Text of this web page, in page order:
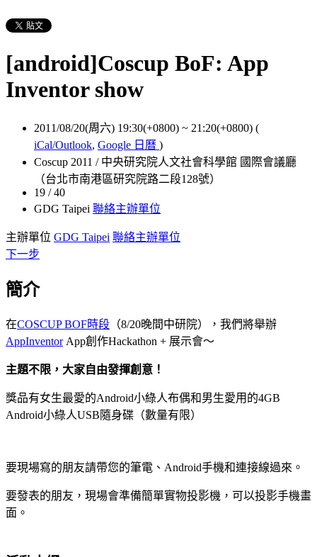
[android]Coscup BoF: App
Inventor show
2011/08/20(周六) 19:30(+0800) ~ 21:20(+0800) (
iCal/Outlook, Google 日曆 )
Coscup 2011 / 中央研究院人文社會科學館 國際會議廳
（台北市南港區研究院路二段128號）
19 / 40
GDG Taipei 聯絡主辦單位
主辦單位 GDG Taipei 聯絡主辦單位
下一步
簡介
在COSCUP BOF時段 （8/20晚間中研院），我們將舉辦
AppInventorApp創作Hackathon + 展示會～
主題不限，大家自由發揮創意！
獎品有女生最愛的Android小綠人布偶和男生愛用的4GB
Android小綠人USB隨身碟（數量有限）
要現場寫的朋友請帶您的筆電、Android手機和連接線過來。
要發表的朋友，現場會準備簡單實物投影機，可以投影手機畫
面。